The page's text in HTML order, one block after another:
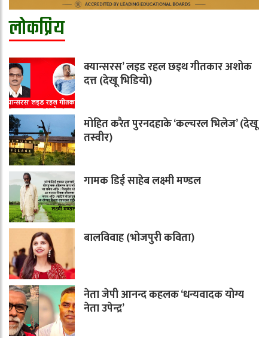
लोकप्रिय
क्यान्सरस’ लइड रहल छइथ गीतकार अशोक
दत्त (देखू भिडियो)
मोहित करैत पुरनदहाके ‘कल्चरल भिलेज’ (देखू
तस्वीर)
गामक डिई साहेब लक्ष्मी मण्डल
बालविवाह (भोजपुरी कविता)
नेता जेपी आनन्द कहलक ‘धन्यवादक योग्य
नेता उपेन्द्र’